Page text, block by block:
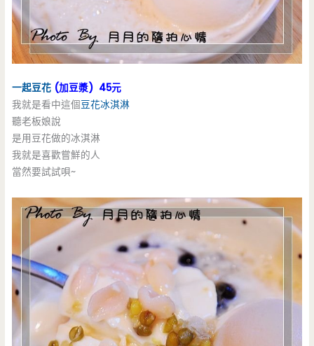
一起豆花 (加豆漿) 45元
我就是看中這個豆花冰淇淋
聽老板娘說
是用豆花做的冰淇淋
我就是喜歡嘗鮮的人
當然要試試唄~